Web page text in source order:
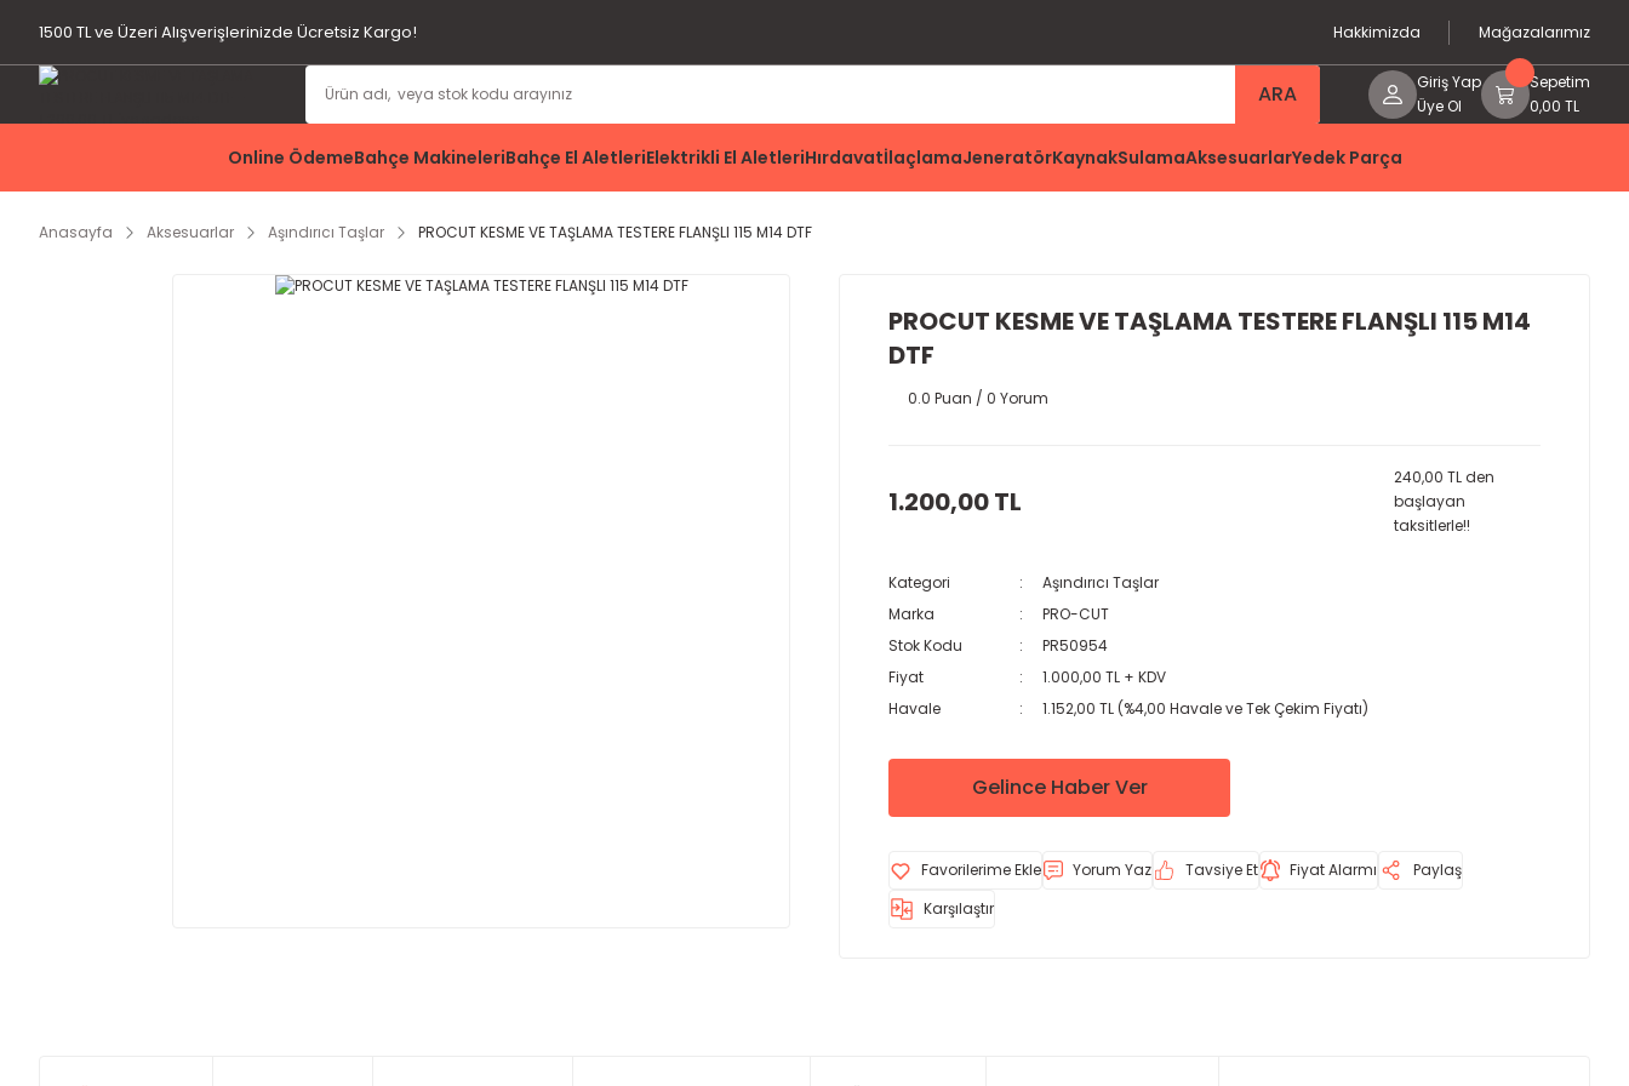
1500 TL ve Üzeri Alışverişlerinizde Ücretsiz Kargo! Hakkimizda Mağazalarımız
ARA
Giriş Yap
Üye Ol
Sepetim
0,00 TL
Online ÖdemeBahçe MakineleriBahçe El AletleriElektrikli El AletleriHırdavatİlaçlamaJeneratörKaynakSulamaAksesuarlarYedek Parça
Anasayfa Aksesuarlar Aşındırıcı Taşlar PROCUT KESME VE TAŞLAMA TESTERE FLANŞLI 115 M14 DTF
PROCUT KESME VE TAŞLAMA TESTERE FLANŞLI 115 M14
DTF
0.0 Puan / 0 Yorum
1.200,00 TL
240,00 TL den
başlayan
taksitlerle!!
Kategori
Aşındırıcı Taşlar
Marka
PRO-CUT
Stok Kodu
PR50954
Fiyat
1.000,00 TL + KDV
Havale
1.152,00 TL (%4,00 Havale ve Tek Çekim Fiyatı)
Gelince Haber Ver
Yorum Yaz Tavsiye Et Fiyat Alarmı
Paylaş
Karşılaştır